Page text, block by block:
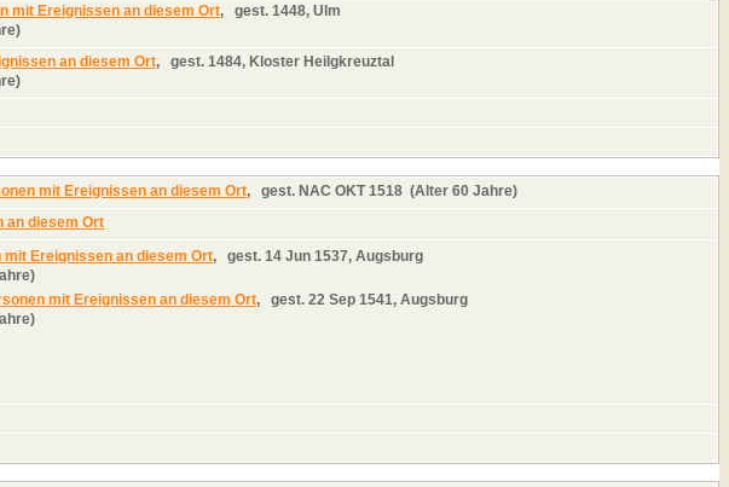
, gest. 1448, Ulm
, gest. 1484, Kloster Heilgkreuztal
, gest. NAC OKT 1518 (Alter 60 Jahre)
, gest. 14 Jun 1537, Augsburg
, gest. 22 Sep 1541, Augsburg